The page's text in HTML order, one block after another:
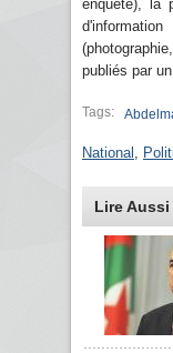
enquête), la
publiés par
Tags:
National
Lire Aussi